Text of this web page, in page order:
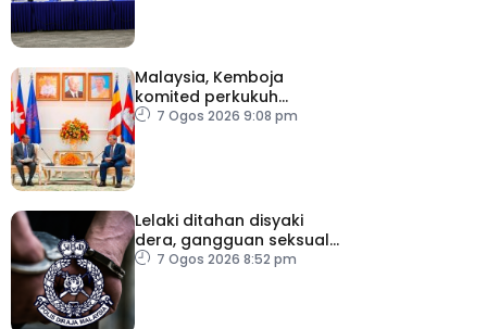
Malaysia, Kemboja
komited perkukuh
kerjasama pertahanan
7 Ogos 2026 9:08 pm
Lelaki ditahan disyaki
dera, gangguan seksual
dua anak kandung
7 Ogos 2026 8:52 pm